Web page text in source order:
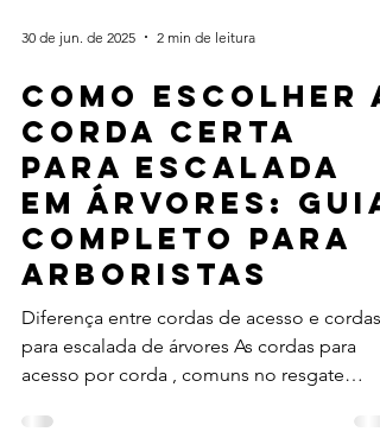
30 de jun. de 2025 2 min de leitura
Como Escolher a
Corda Certa
para Escalada
em Árvores: Guia
Completo para
Arboristas
Diferença entre cordas de acesso e cordas